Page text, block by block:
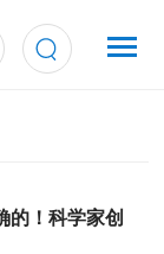
的！科学家创